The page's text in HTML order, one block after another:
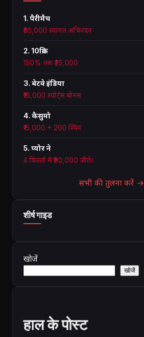
1. पैरीमैच
₹30,000 स्वागत अभिनंदन
2. 10क्रिक
150% तक ₹25,000
3. बेटवे इंडिया
₹16,000 स्पोर्ट्स बोनस
4. कैसुमो
₹15,000 + 200 स्पिन
5. प्योर ने
4 किस्तों में ₹90,000 जीते।
सभी की तुलना करें →
शीर्ष गाइड
खोजें
खोजें
हाल के पोस्ट